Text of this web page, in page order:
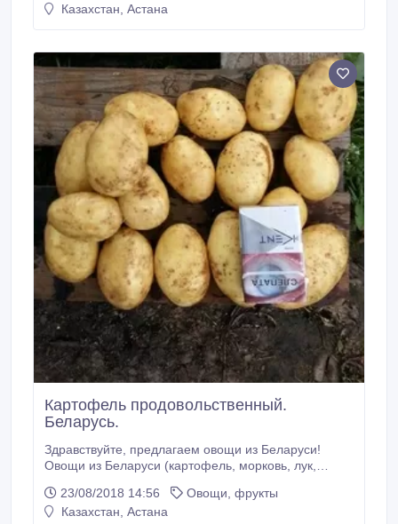
сотрудничества! Производство «Ricomel Beverages»
нацеленное на будущее.
Казахстан, Астана
Картофель продовольственный.
Беларусь.
Здравствуйте, предлагаем овощи из Беларуси!
Овощи из Беларуси (картофель, морковь, лук,
парши, проволочника и прочих неприятностей. Есть
обьем. Форма оплаты нал/безнал с НДС. 100%
23/08/2018 14:56
Овощи, фрукты
Казахстан, Астана